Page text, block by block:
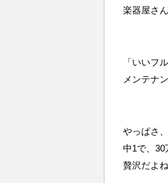
楽器屋さ
「いいフ
メンテナ
やっぱさ、
中1で、30
贅沢だよ